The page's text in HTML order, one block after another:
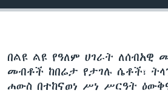
በልዩ ልዩ የዓለም ሀገራት ለሰብአዊ
መብቶች ከበሬታ የታገሉ ሴቶች፣
ሐውስ በተከናወነ ሥነ ሥርዓት